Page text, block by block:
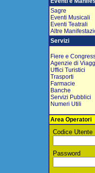
Sagre
Eventi Musicali
Eventi Teatrali
Altre
Servizi
Fiere e
Agenzie di
Uffici Turistici
Trasporti
Farmacie
Banche
Servizi Pubblici
Numeri Utili
Area Operatori
Codice Utente
Password